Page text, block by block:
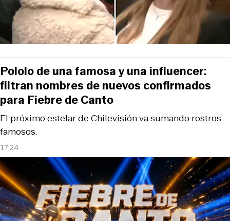
17:24
El próximo estelar de Chilevisión va sumando rostros
famosos.
Pololo de una famosa y una influencer:
filtran nombres de nuevos confirmados
para Fiebre de Canto